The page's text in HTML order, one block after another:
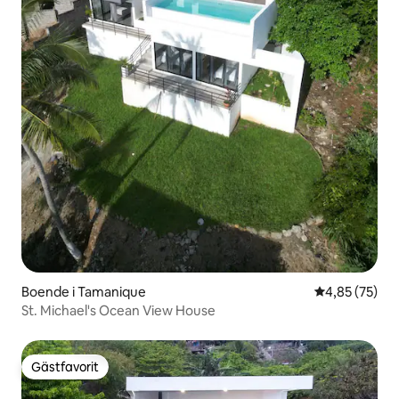
Boende i Tamanique 4,85 av 5 i
4,85 (75)
St. Michael's Ocean View House
Gästfavorit
Gästfavorit